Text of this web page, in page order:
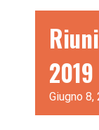
2019
Giugno 8,